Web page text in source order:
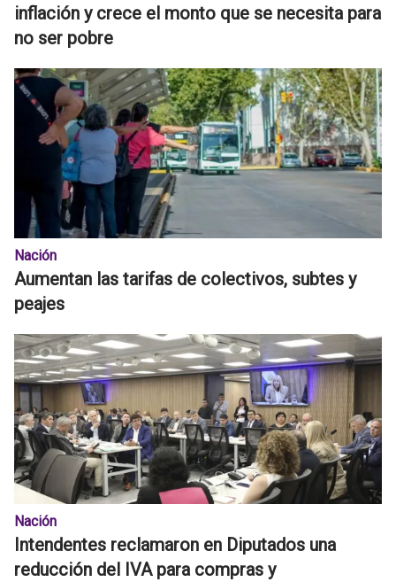
inflación y crece el monto que se necesita para
no ser pobre
Nación
Aumentan las tarifas de colectivos, subtes y
peajes
Nación
Intendentes reclamaron en Diputados una
reducción del IVA para compras y